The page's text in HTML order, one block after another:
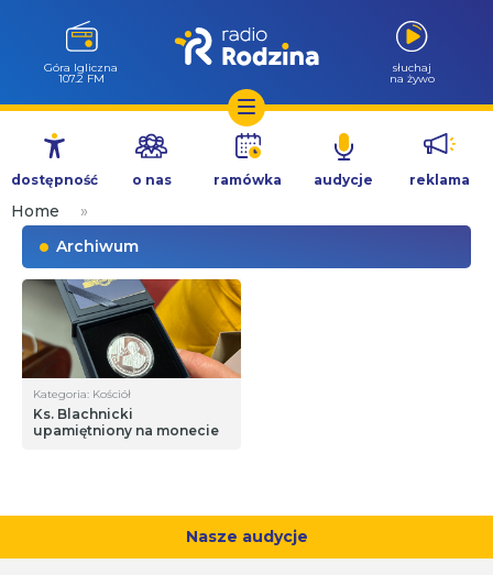
Przejdź
treści
Góra Igliczna
107.2 FM
słuchaj
na żywo
dostępność o nas ramówka audycje reklama
Home
»
Archiwum
Kategoria: Kościół
Ks. Blachnicki
upamiętniony na monecie
Nasze audycje